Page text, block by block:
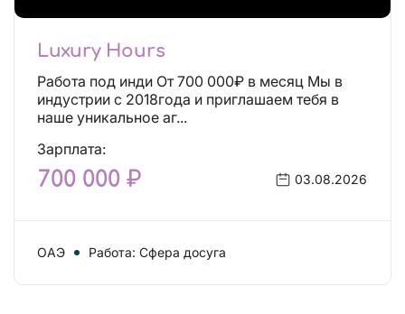
Luxury Hours
Работа под инди От 700 000₽ в месяц Мы в
индустрии с 2018года и приглашаем тебя в
наше уникальное аг...
Зарплата:
700 000 ₽ 03.08.2026
ОАЭ Работа: Сфера досуга